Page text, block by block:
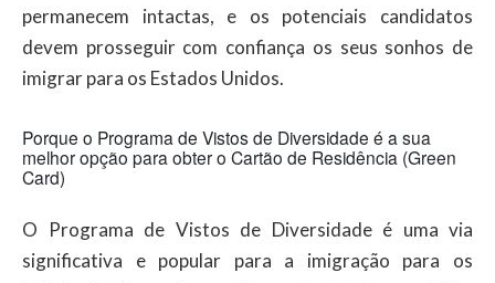
permanecem intactas, e os potenciais candidatos
devem prosseguir com confiança os seus sonhos de
imigrar para os Estados Unidos.
Porque o Programa de Vistos de Diversidade é a sua
melhor opção para obter o Cartão de Residência (Green
Card)
O Programa de Vistos de Diversidade é uma via
significativa e popular para a imigração para os